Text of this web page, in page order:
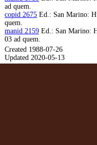
ad quem.
copid 2675 Ed.: San Marino:
quem.
manid 2159 Ed.: San Marino:
03 ad quem.
Created 1988-07-26
Updated 2020-05-13